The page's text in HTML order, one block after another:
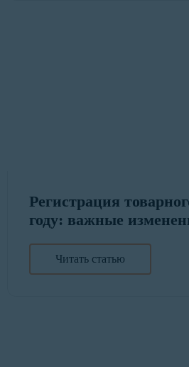
Регистрация
году: важные
Читать статью